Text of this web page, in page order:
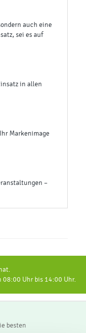
auch eine
sei es auf
in allen
Markenimage
–
08:00 Uhr bis 14:00 Uhr.
besten